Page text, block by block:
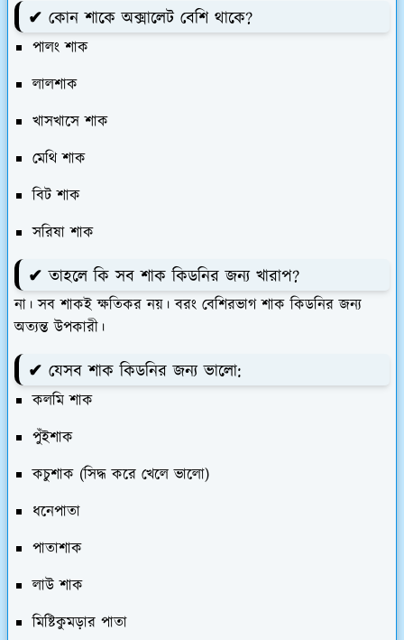
✔ কোন শাকে অক্সালেট বেশি থাকে?
পালং শাক
লালশাক
খাসখাসে শাক
মেথি শাক
বিট শাক
সরিষা শাক
✔ তাহলে কি সব শাক কিডনির জন্য খারাপ?
না। সব শাকই ক্ষতিকর নয়। বরং বেশিরভাগ শাক কিডনির জন্য
অত্যন্ত উপকারী।
✔ যেসব শাক কিডনির জন্য ভালো:
কলমি শাক
পুঁইশাক
কচুশাক (সিদ্ধ করে খেলে ভালো)
ধনেপাতা
পাতাশাক
লাউ শাক
মিষ্টিকুমড়ার পাতা